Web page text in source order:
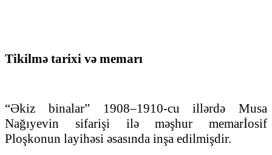
Tikilmə tarixi və memarı
“Əkiz binalar” 1908–1910-cu illərdə Musa
Nağıyevin sifarişi ilə məşhur memarİosif
Ploşkonun layihəsi əsasında inşa edilmişdir.